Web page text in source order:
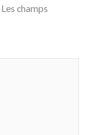
Les champs